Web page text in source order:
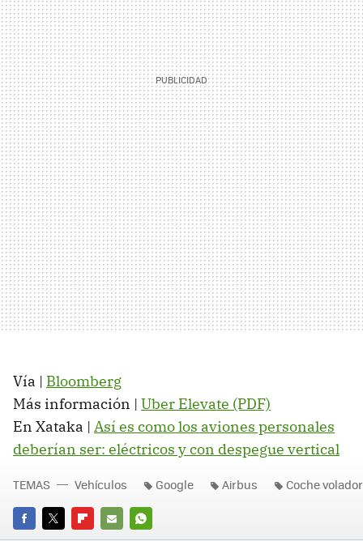
Vía | Bloomberg
Más información | Uber Elevate (PDF)
En Xataka | Así es como los aviones personales
deberían ser: eléctricos y con despegue vertical
TEMAS Vehículos Google Airbus Coche volador